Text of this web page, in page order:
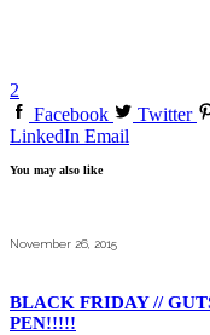
2
Facebook
Twitter
LinkedIn Email
You may also like
November 26, 2015
BLACK FRIDAY //
PEN!!!!!